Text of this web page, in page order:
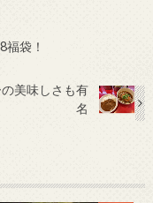
袋！
美味しさも有
名